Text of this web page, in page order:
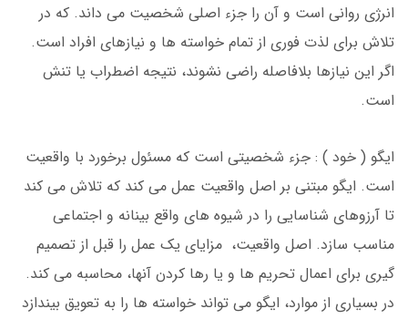
انرژی روانی است و آن را جزء اصلی شخصیت می داند. که در
تلاش برای لذت فوری از تمام خواسته ها و نیازهای افراد است.
اگر این نیازها بلافاصله راضی نشوند، نتیجه اضطراب یا تنش
است.
ایگو ( خود ) : جزء شخصیتی است که مسئول برخورد با واقعیت
است. ایگو مبتنی بر اصل واقعیت عمل می کند که تلاش می کند
تا آرزوهای شناسایی را در شیوه های واقع بینانه و اجتماعی
مناسب سازد. اصل واقعیت، مزایای یک عمل را قبل از تصمیم
گیری برای اعمال تحریم ها و یا رها کردن آنها، محاسبه می کند.
در بسیاری از موارد، ایگو می تواند خواسته ها را به تعویق بیندازد